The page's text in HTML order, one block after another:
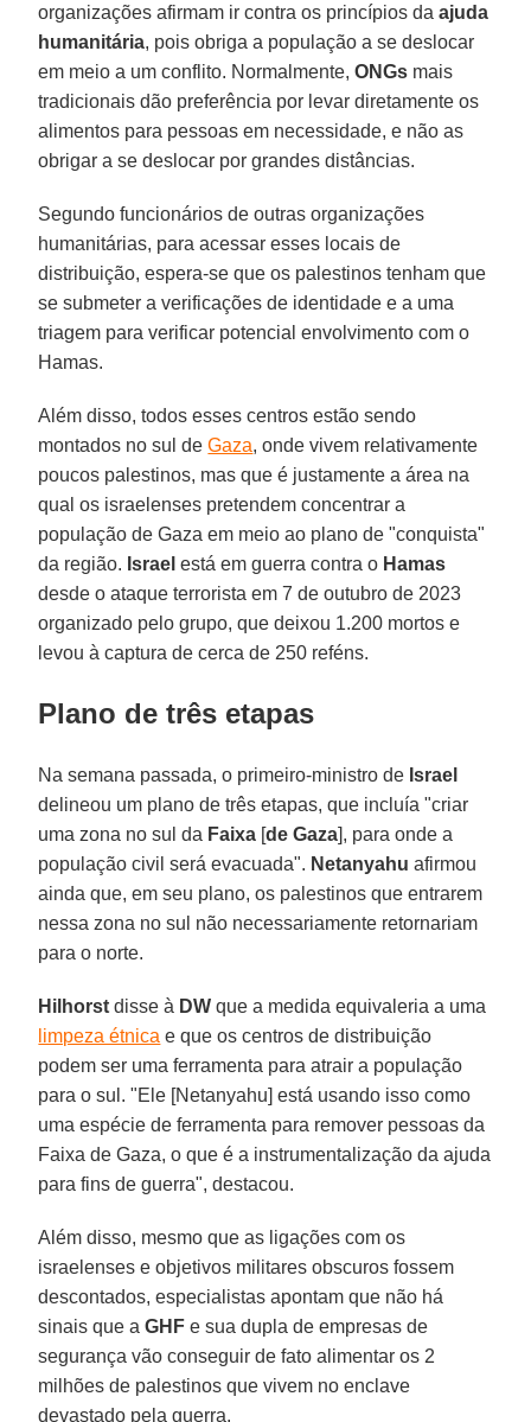
organizações afirmam ir contra os princípios daajuda
humanitária, pois obriga a população a se deslocar
em meio a um conflito. Normalmente,ONGs mais
tradicionais dão preferência por levar diretamente os
alimentos para pessoas em necessidade, e não as
obrigar a se deslocar por grandes distâncias.
Segundo funcionários de outras organizações
humanitárias, para acessar esses locais de
distribuição, espera-se que os palestinos tenham que
se submeter a verificações de identidade e a uma
triagem para verificar potencial envolvimento com o
Hamas.
Além disso, todos esses centros estão sendo
montados no sul deGaza, onde vivem relativamente
poucos palestinos, mas que é justamente a área na
qual os israelenses pretendem concentrar a
população de Gaza em meio ao plano de "conquista"
da região. Israel está em guerra contra o Hamas
desde o ataque terrorista em 7 de outubro de 2023
organizado pelo grupo, que deixou 1.200 mortos e
levou à captura de cerca de 250 reféns.
Plano de três etapas
Na semana passada, o primeiro-ministro de Israel
delineou um plano de três etapas, que incluía "criar
uma zona no sul da Faixa [de Gaza], para onde a
população civil será evacuada". Netanyahu afirmou
ainda que, em seu plano, os palestinos que entrarem
nessa zona no sul não necessariamente retornariam
para o norte.
Hilhorst disse à DW que a medida equivaleria a uma
limpeza étnica e que os centros de distribuição
podem ser uma ferramenta para atrair a população
para o sul. "Ele [Netanyahu] está usando isso como
uma espécie de ferramenta para remover pessoas da
Faixa de Gaza, o que é a instrumentalização da ajuda
para fins de guerra", destacou.
Além disso, mesmo que as ligações com os
israelenses e objetivos militares obscuros fossem
descontados, especialistas apontam que não há
sinais que aGHF e sua dupla de empresas de
segurança vão conseguir de fato alimentar os 2
milhões de palestinos que vivem no enclave
devastado pela guerra.